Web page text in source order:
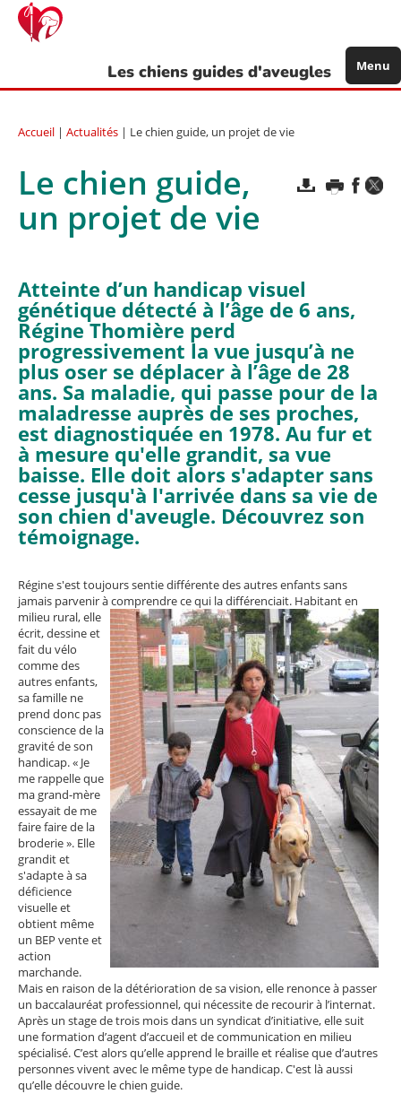
Aller
contenu
Les chiens guides d'aveugles Menu
Accueil | Actualités | Le chien guide, un projet de vie
Le chien guide,
un projet de vie
Atteinte d’un handicap visuel
génétique détecté à l’âge de 6 ans,
Régine Thomière perd
progressivement la vue jusqu’à ne
plus oser se déplacer à l’âge de 28
ans. Sa maladie, qui passe pour de la
maladresse auprès de ses proches,
est diagnostiquée en 1978. Au fur et
à mesure qu'elle grandit, sa vue
baisse. Elle doit alors s'adapter sans
cesse jusqu'à l'arrivée dans sa vie de
son chien d'aveugle. Découvrez son
témoignage.
Régine s'est toujours sentie différente des autres enfants sans
jamais parvenir à comprendre ce qui la différenciait. Habitant en
milieu rural, elle
écrit, dessine et
fait du vélo
comme des
autres enfants,
sa famille ne
prend donc pas
conscience de la
gravité de son
handicap. « Je
me rappelle que
ma grand-mère
essayait de me
faire faire de la
broderie ». Elle
grandit et
s'adapte à sa
déficience
visuelle et
obtient même
un BEP vente et
action
marchande.
Mais en raison de la détérioration de sa vision, elle renonce à passer
un baccalauréat professionnel, qui nécessite de recourir à l’internat.
Après un stage de trois mois dans un syndicat d’initiative, elle suit
une formation d’agent d’accueil et de communication en milieu
spécialisé. C’est alors qu’elle apprend le braille et réalise que d’autres
personnes vivent avec le même type de handicap. C'est là aussi
qu’elle découvre le chien guide.